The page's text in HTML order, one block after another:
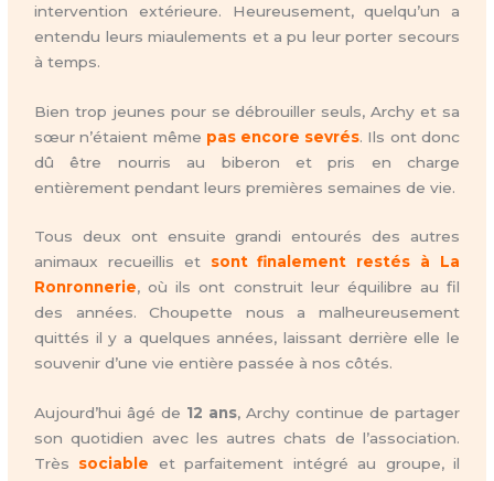
intervention extérieure. Heureusement, quelqu’un a
entendu leurs miaulements et a pu leur porter secours
à temps.
Bien trop jeunes pour se débrouiller seuls, Archy et sa
sœur n’étaient même pas encore sevrés. Ils ont donc
dû être nourris au biberon et pris en charge
entièrement pendant leurs premières semaines de vie.
Tous deux ont ensuite grandi entourés des autres
animaux recueillis et sont finalement restés à La
Ronronnerie, où ils ont construit leur équilibre au fil
des années. Choupette nous a malheureusement
quittés il y a quelques années, laissant derrière elle le
souvenir d’une vie entière passée à nos côtés.
Aujourd’hui âgé de 12 ans, Archy continue de partager
son quotidien avec les autres chats de l’association.
Très sociable et parfaitement intégré au groupe, il